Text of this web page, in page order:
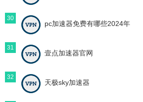
30
pc加速器免费有哪些2024年
31
壹点加速器官网
32
天极sky加速器